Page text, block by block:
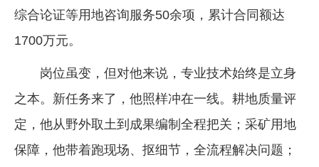
综合论证等用地咨询服务50余项，累计合同额达
1700万元。
岗位虽变，但对他来说，专业技术始终是立身
之本。新任务来了，他照样冲在一线。耕地质量评
定，他从野外取土到成果编制全程把关；采矿用地
保障，他带着跑现场、抠细节，全流程解决问题；